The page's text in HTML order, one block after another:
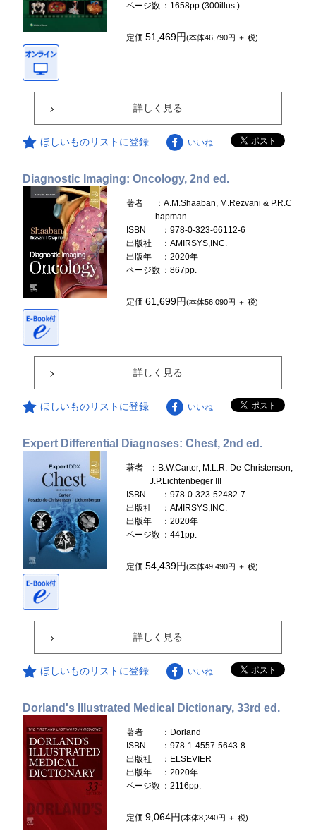
ページ数 ：1658pp.(300illus.)
定価51,469円(本体46,790円 ＋ 税)
詳しく見る
ほしいものリストに登録 いいね
Diagnostic Imaging: Oncology, 2nd ed.
著者
：A.M.Shaaban, M.Rezvani & P.R.C
hapman
ISBN
：978-0-323-66112-6
出版社
：AMIRSYS,INC.
出版年
：2020年
ページ数 ：867pp.
定価61,699円(本体56,090円 ＋ 税)
詳しく見る
ほしいものリストに登録 いいね
Expert Differential Diagnoses: Chest, 2nd ed.
著者
：B.W.Carter, M.L.R.-De-Christenson,
J.P.Lichtenbeger III
ISBN
：978-0-323-52482-7
出版社
：AMIRSYS,INC.
出版年
：2020年
ページ数 ：441pp.
定価54,439円(本体49,490円 ＋ 税)
詳しく見る
ほしいものリストに登録 いいね
Dorland's Illustrated Medical Dictionary, 33rd ed.
著者
：Dorland
ISBN
：978-1-4557-5643-8
出版社
：ELSEVIER
出版年
：2020年
ページ数 ：2116pp.
定価9,064円(本体8,240円 ＋ 税)